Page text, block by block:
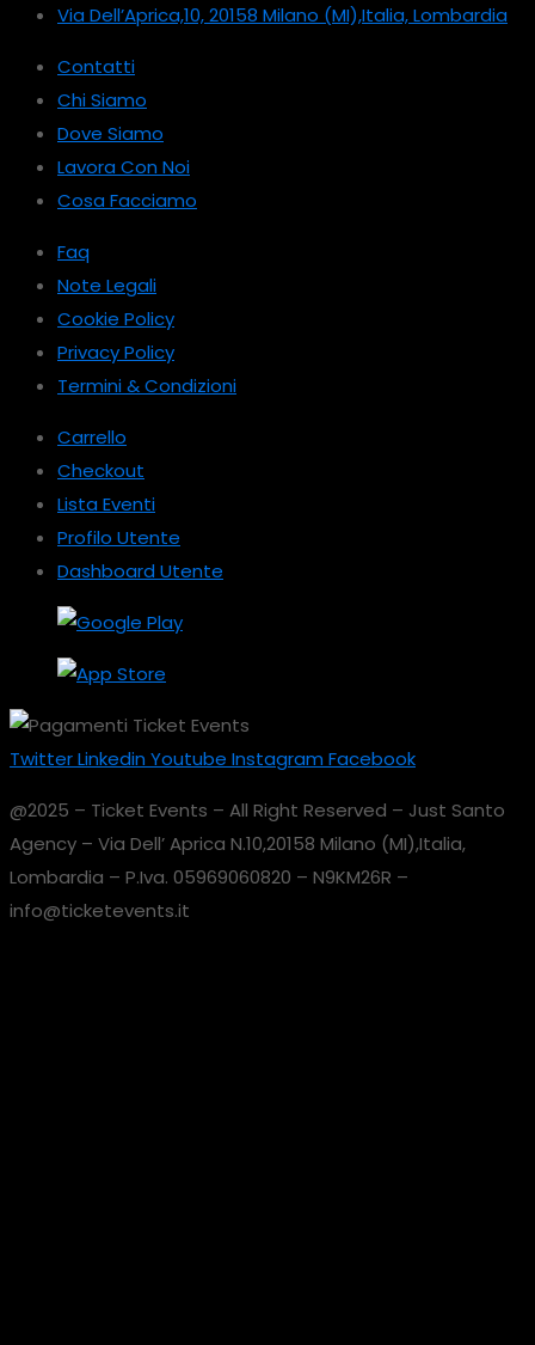
Via Dell’Aprica,10, 20158 Milano (MI),Italia, Lombardia
Contatti
Chi Siamo
Dove Siamo
Lavora Con Noi
Cosa Facciamo
Faq
Note Legali
Cookie Policy
Privacy Policy
Termini & Condizioni
Carrello
Checkout
Lista Eventi
Profilo Utente
Dashboard Utente
TwitterLinkedin Youtube Instagram Facebook
@2025 – Ticket Events – All Right Reserved – Just Santo
Agency – Via Dell’ Aprica N.10,20158 Milano (MI),Italia,
Lombardia – P.Iva. 05969060820 – N9KM26R –
info@ticketevents.it